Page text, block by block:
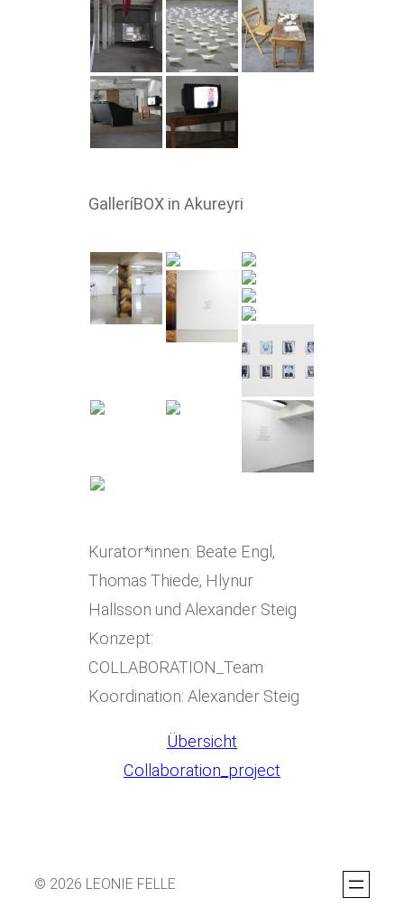
GalleríBOX in Akureyri
Kurator*innen: Beate Engl,
Thomas Thiede, Hlynur
Hallsson und Alexander Steig
Konzept:
COLLABORATION_Team
Koordination: Alexander Steig
Übersicht
Collaboration_project
© 2026 LEONIE FELLE